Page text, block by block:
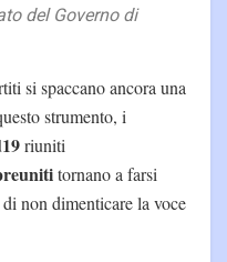
del Governo di
si spaccano ancora una
strumento, i
riuniti
tornano a farsi
non dimenticare la voce